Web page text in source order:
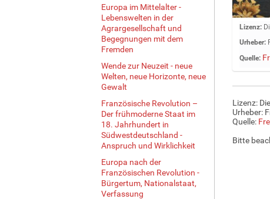
Europa im Mittelalter -
Lebenswelten in der
Agrargesellschaft und
Begegnungen mit dem
Fremden
Wende zur Neuzeit - neue
Welten, neue Horizonte, neue
Gewalt
Französische Revolution –
Der frühmoderne Staat im
18. Jahrhundert in
Südwestdeutschland -
Anspruch und Wirklichkeit
Europa nach der
Französischen Revolution -
Bürgertum, Nationalstaat,
Verfassung
Z
e
g
e
B
l
d
n
Lizenz:
Urheber:
Quelle:
Lizenz:
Urheber:
Quelle:
Bitte